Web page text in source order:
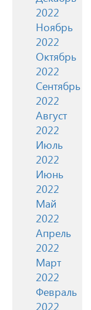
2022
Ноябрь
2022
Октябрь
2022
Сентябрь
2022
Август
2022
Июль
2022
Июнь
2022
Май
2022
Апрель
2022
Март
2022
Февраль
2022